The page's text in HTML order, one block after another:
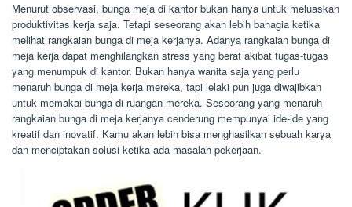
Menurut observasi, bunga meja di kantor bukan hanya untuk meluaskan
produktivitas kerja saja. Tetapi seseorang akan lebih bahagia ketika
melihat rangkaian bunga di meja kerjanya. Adanya rangkaian bunga di
meja kerja dapat menghilangkan stress yang berat akibat tugas-tugas
yang menumpuk di kantor. Bukan hanya wanita saja yang perlu
menaruh bunga di meja kerja mereka, tapi lelaki pun juga diwajibkan
untuk memakai bunga di ruangan mereka. Seseorang yang menaruh
rangkaian bunga di meja kerjanya cenderung mempunyai ide-ide yang
kreatif dan inovatif. Kamu akan lebih bisa menghasilkan sebuah karya
dan menciptakan solusi ketika ada masalah pekerjaan.